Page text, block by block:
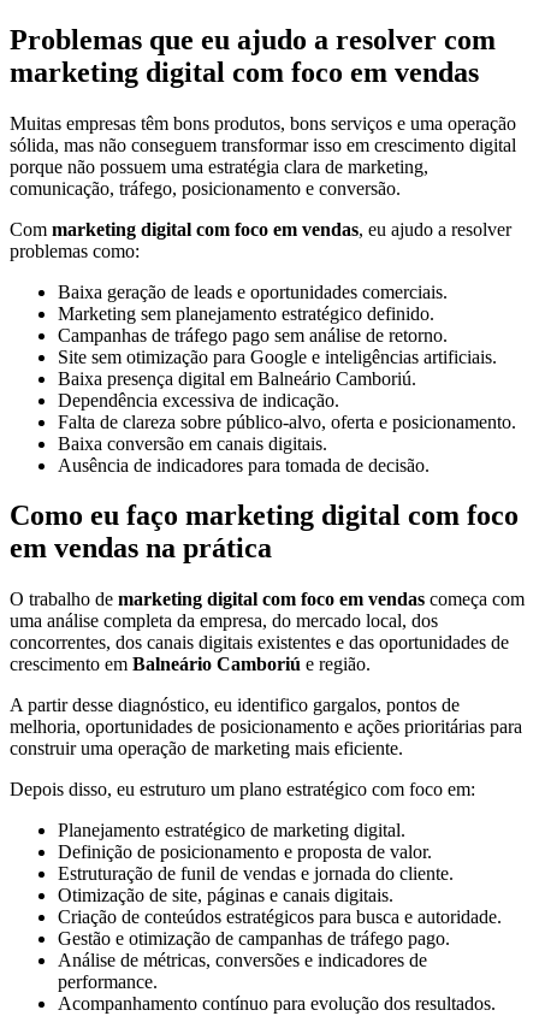
Problemas que eu ajudo a resolver com
marketing digital com foco em vendas
Muitas empresas têm bons produtos, bons serviços e uma operação
sólida, mas não conseguem transformar isso em crescimento digital
porque não possuem uma estratégia clara de marketing,
comunicação, tráfego, posicionamento e conversão.
Com marketing digital com foco em vendas, eu ajudo a resolver
problemas como:
Baixa geração de leads e oportunidades comerciais.
Marketing sem planejamento estratégico definido.
Campanhas de tráfego pago sem análise de retorno.
Site sem otimização para Google e inteligências artificiais.
Baixa presença digital em Balneário Camboriú.
Dependência excessiva de indicação.
Falta de clareza sobre público-alvo, oferta e posicionamento.
Baixa conversão em canais digitais.
Ausência de indicadores para tomada de decisão.
Como eu faço marketing digital com foco
em vendas na prática
O trabalho de marketing digital com foco em vendas começa com
uma análise completa da empresa, do mercado local, dos
concorrentes, dos canais digitais existentes e das oportunidades de
crescimento em Balneário Camboriú e região.
A partir desse diagnóstico, eu identifico gargalos, pontos de
melhoria, oportunidades de posicionamento e ações prioritárias para
construir uma operação de marketing mais eficiente.
Depois disso, eu estruturo um plano estratégico com foco em:
Planejamento estratégico de marketing digital.
Definição de posicionamento e proposta de valor.
Estruturação de funil de vendas e jornada do cliente.
Otimização de site, páginas e canais digitais.
Criação de conteúdos estratégicos para busca e autoridade.
Gestão e otimização de campanhas de tráfego pago.
Análise de métricas, conversões e indicadores de
performance.
Acompanhamento contínuo para evolução dos resultados.